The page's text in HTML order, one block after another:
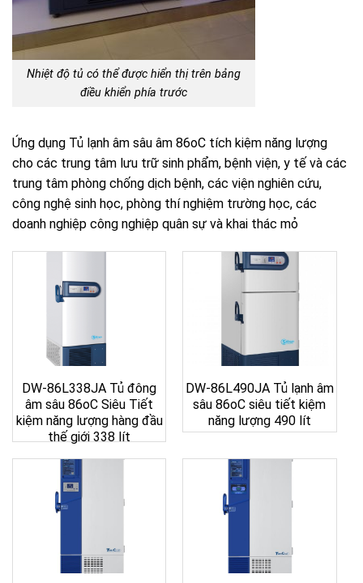
Nhiệt độ tủ có thể được hiển thị trên bảng
điều khiển phía trước
Ứng dụng Tủ lạnh âm sâu âm 86oC tích kiệm năng lượng
cho các trung tâm lưu trữ sinh phẩm, bệnh viện, y tế và các
trung tâm phòng chống dịch bệnh, các viện nghiên cứu,
công nghệ sinh học, phòng thí nghiệm trường học, các
doanh nghiệp công nghiệp quân sự và khai thác mỏ
DW-86L338JA Tủ đông
âm sâu 86oC Siêu Tiết
kiệm năng lượng hàng đầu
thế giới 338 lít
DW-86L490JA Tủ lạnh âm
sâu 86oC siêu tiết kiệm
năng lượng 490 lít